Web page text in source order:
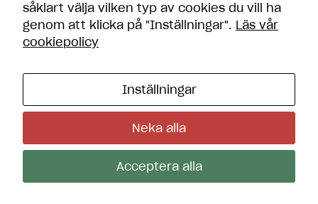
Skicka
Kontakt
Integritetspolicy
Cookie-inställningar
såklart välja vilken typ av cookies du vill ha
genom att klicka på "Inställningar". Läs vår
cookiepolicy
Inställningar
Neka alla
Acceptera alla
Marknadsföring
intressen och
ditt beteende
ökar du chansen
att få se
personligt
anpassat
innehåll och
erbjudanden.